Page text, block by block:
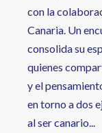
con la
Canaria. Un
consolida su
quienes
y el
en torno a dos
al ser canario...